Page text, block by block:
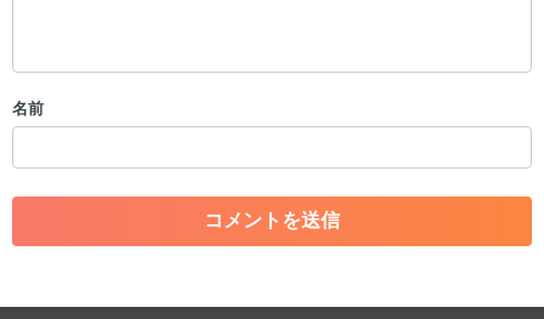
・一度削除された投稿を再び投稿すること
・アカウントの売買など金銭が絡む内容の投稿
・各ゲームのネタバレを含む内容の投稿
・その他、管理者が不適切と判断した投稿
名前